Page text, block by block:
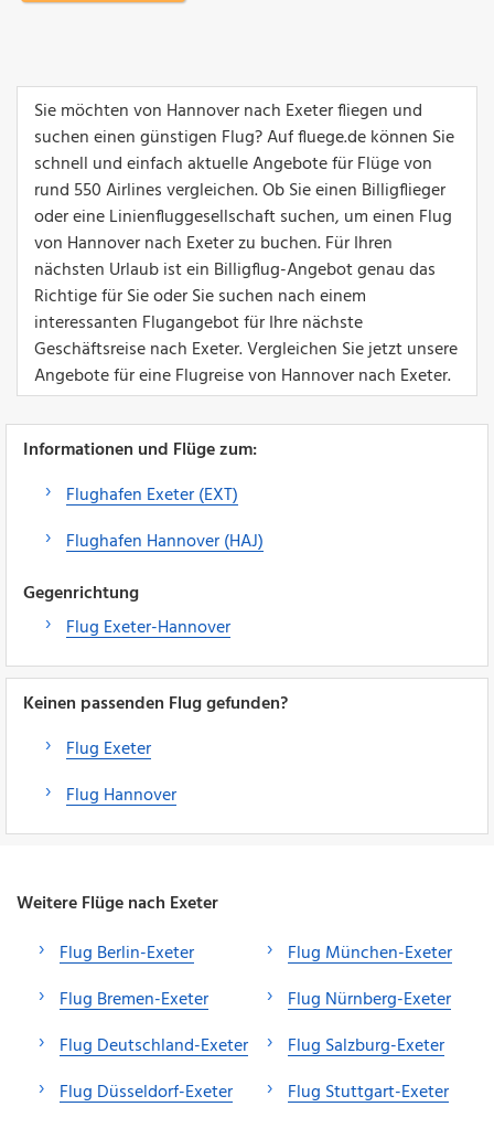
Sie möchten von Hannover nach Exeter fliegen und
suchen einen günstigen Flug? Auf fluege.de können Sie
schnell und einfach aktuelle Angebote für Flüge von
rund 550 Airlines vergleichen. Ob Sie einen Billigflieger
oder eine Linienfluggesellschaft suchen, um einen Flug
von Hannover nach Exeter zu buchen. Für Ihren
nächsten Urlaub ist ein Billigflug-Angebot genau das
Richtige für Sie oder Sie suchen nach einem
interessanten Flugangebot für Ihre nächste
Geschäftsreise nach Exeter. Vergleichen Sie jetzt unsere
Angebote für eine Flugreise von Hannover nach Exeter.
Informationen und Flüge zum:
Flughafen Exeter (EXT)
Flughafen Hannover (HAJ)
Gegenrichtung
Flug Exeter-Hannover
Keinen passenden Flug gefunden?
Flug Exeter
Flug Hannover
Weitere Flüge nach Exeter
Flug Berlin-Exeter
Flug Bremen-Exeter
Flug Deutschland-Exeter
Flug Düsseldorf-Exeter
Flug München-Exeter
Flug Nürnberg-Exeter
Flug Salzburg-Exeter
Flug Stuttgart-Exeter